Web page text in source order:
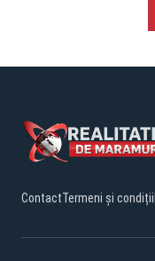
ContactTermeni și condiții